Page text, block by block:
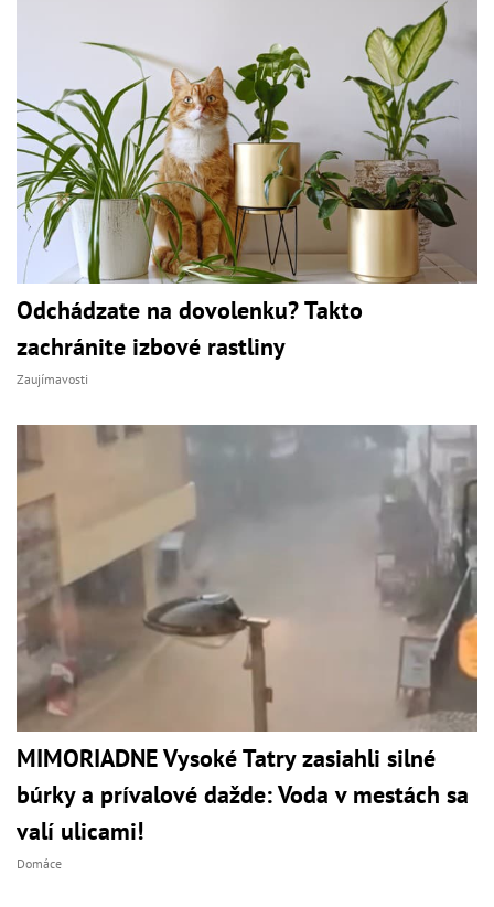
Odchádzate na dovolenku? Takto
zachránite izbové rastliny
Zaujímavosti
MIMORIADNE Vysoké Tatry zasiahli silné
búrky a prívalové dažde: Voda v mestách sa
valí ulicami!
Domáce